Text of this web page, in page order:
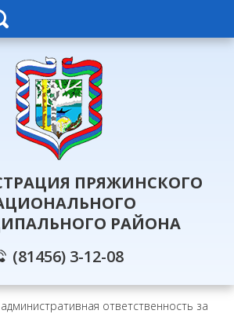
ПРЯЖИНСКОГО
РАЙОНА
(81456) 3-12-08
ответственность за